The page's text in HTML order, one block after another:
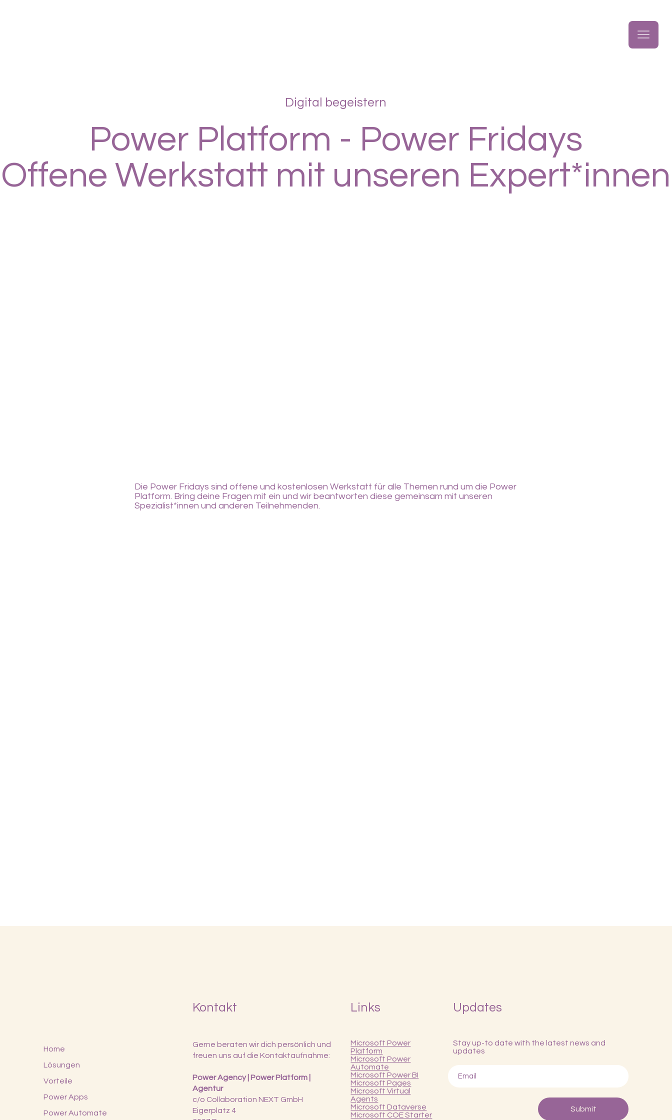
Digital begeistern
Power Platform - Power Fridays
Offene Werkstatt mit unseren Expert*innen
Die Power Fridays sind offene und kostenlosen Werkstatt für alle Themen rund um die Power
Platform. Bring deine Fragen mit ein und wir beantworten diese gemeinsam mit unseren
Spezialist*innen und anderen Teilnehmenden.
Home
Lösungen
Vorteile
Power Apps
Power Automate
Kontakt
Gerne beraten wir dich persönlich und
freuen uns auf die Kontaktaufnahme:
Power Agency | Power Platform |
Agentur
c/o Collaboration NEXT GmbH
Eigerplatz 4
Links
Microsoft Power
Platform
Microsoft Power
Automate
Microsoft Power BI
Microsoft Pages
Microsoft Virtual
Agents
Microsoft Dataverse
Microsoft COE Starter
Updates
Stay up-to date with the latest news and
updates
Submit